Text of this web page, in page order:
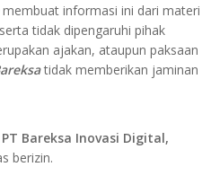
membuat informasi ini dari materi
tidak dipengaruhi pihak
ajakan, ataupun paksaan
tidak memberikan jaminan
PT Bareksa Inovasi Digital,
berizin.